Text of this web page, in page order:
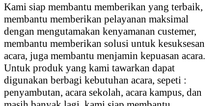
Kami siap membantu memberikan yang terbaik,
membantu memberikan pelayanan maksimal
dengan mengutamakan kenyamanan custemer,
membantu memberikan solusi untuk kesuksesan
acara, juga membantu menjamin kepuasan acara.
Untuk produk yang kami tawarkan dapat
digunakan berbagi kebutuhan acara, sepeti :
penyambutan, acara sekolah, acara kampus, dan